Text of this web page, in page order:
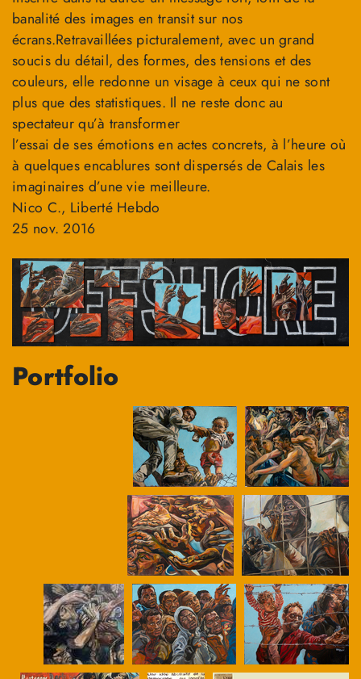
banalité des images en transit sur nos
écrans.Retravaillées picturalement, avec un grand
soucis du détail, des formes, des tensions et des
couleurs, elle redonne un visage à ceux qui ne sont
plus que des statistiques. Il ne reste donc au
spectateur qu’à transformer
l’essai de ses émotions en actes concrets, à l’heure où
à quelques encablures sont dispersés de Calais les
imaginaires d’une vie meilleure.
Nico C., Liberté Hebdo
25 nov. 2016
Portfolio